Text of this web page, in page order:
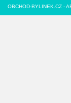
OBCHOD-BYLINEK.CZ -